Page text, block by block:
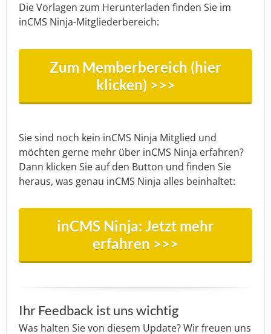
Die Vorlagen zum Herunterladen finden Sie im
inCMS Ninja-Mitgliederbereich:
Zum Memberbereich (hier
klicken) >>>
Sie sind noch kein inCMS Ninja Mitglied und
möchten gerne mehr über inCMS Ninja erfahren?
Dann klicken Sie auf den Button und finden Sie
heraus, was genau inCMS Ninja alles beinhaltet:
inCMS Ninja: Jetzt mehr
erfahren >>>
Ihr Feedback ist uns wichtig
Was halten Sie von diesem Update? Wir freuen uns